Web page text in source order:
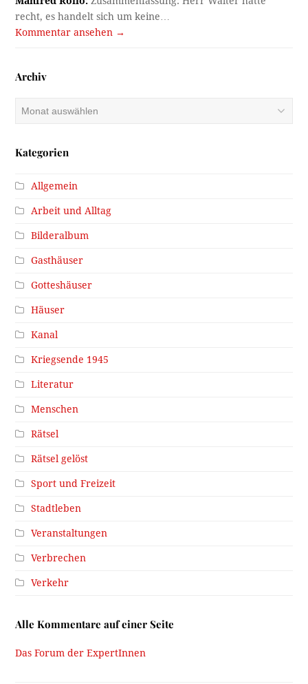
recht, es handelt sich um keine…
Kommentar ansehen →
Archiv
Kategorien
Allgemein
Arbeit und Alltag
Bilderalbum
Gasthäuser
Gotteshäuser
Häuser
Kanal
Kriegsende 1945
Literatur
Menschen
Rätsel
Rätsel gelöst
Sport und Freizeit
Stadtleben
Veranstaltungen
Verbrechen
Verkehr
Alle Kommentare auf einer Seite
Das Forum der ExpertInnen